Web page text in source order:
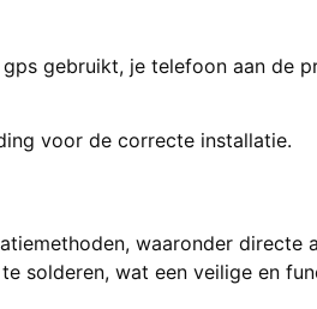
gebruikt, je telefoon aan de
voor de correcte installatie.
waaronder directe
solderen, wat een veilige en